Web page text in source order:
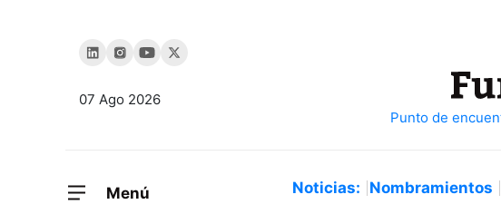
07 Ago 2026
Menú Noticias: Nombramientos